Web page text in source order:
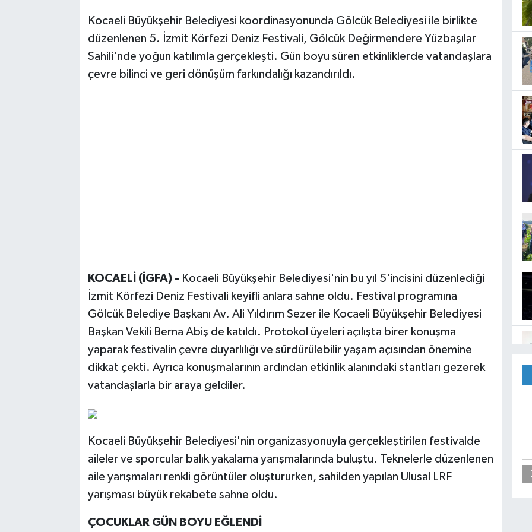
Kocaeli Büyükşehir Belediyesi koordinasyonunda Gölcük Belediyesi ile birlikte
düzenlenen 5. İzmit Körfezi Deniz Festivali, Gölcük Değirmendere Yüzbaşılar
Sahili'nde yoğun katılımla gerçekleşti. Gün boyu süren etkinliklerde vatandaşlara
çevre bilinci ve geri dönüşüm farkındalığı kazandırıldı.
KOCAELİ (İGFA) - Kocaeli Büyükşehir Belediyesi'nin bu yıl 5'incisini düzenlediği
İzmit Körfezi Deniz Festivali keyifli anlara sahne oldu. Festival programına
Gölcük Belediye Başkanı Av. Ali Yıldırım Sezer ile Kocaeli Büyükşehir Belediyesi
Başkan Vekili Berna Abiş de katıldı. Protokol üyeleri açılışta birer konuşma
yaparak festivalin çevre duyarlılığı ve sürdürülebilir yaşam açısından önemine
dikkat çekti. Ayrıca konuşmalarının ardından etkinlik alanındaki stantları gezerek
vatandaşlarla bir araya geldiler.
Kocaeli Büyükşehir Belediyesi'nin organizasyonuyla gerçekleştirilen festivalde
aileler ve sporcular balık yakalama yarışmalarında buluştu. Teknelerle düzenlenen
aile yarışmaları renkli görüntüler oluştururken, sahilden yapılan Ulusal LRF
yarışması büyük rekabete sahne oldu.
ÇOCUKLAR GÜN BOYU EĞLENDİ